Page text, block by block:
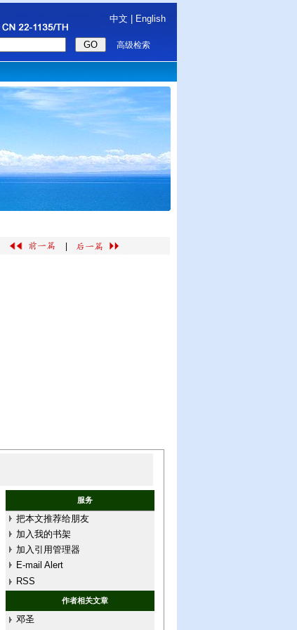
中文 English
高级检索
服务
把本文推荐给朋友
加入我的书架
加入引用管理器
E-mail Alert
RSS
作者相关文章
邓圣